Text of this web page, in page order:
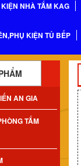
NHÀ TẮM KAG
KIỆN TỦ BẾP
AN GIA
TẮM